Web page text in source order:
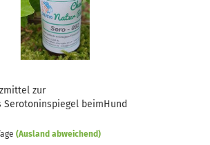
zur
Serotoninspiegel beimHund
(Ausland abweichend)